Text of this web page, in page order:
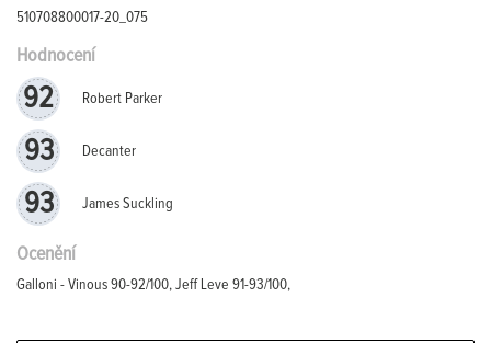
510708800017-20_075
Hodnocení
92 Robert Parker
93 Decanter
93 James Suckling
Ocenění
Galloni - Vinous 90-92/100, Jeff Leve 91-93/100,